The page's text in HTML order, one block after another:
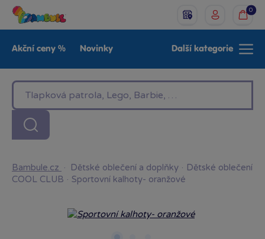
0
Akční ceny % Novinky
LEGO®
Baby Značky
Další kategorie
Bambule.cz · Dětské oblečení a doplňky · Dětské oblečení
COOL CLUB · Sportovní kalhoty- oranžové